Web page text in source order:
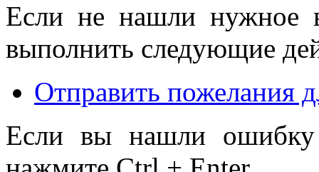
Если не нашли нужное
выполнить следующие
Отправить пожелания
Если вы нашли ошибку